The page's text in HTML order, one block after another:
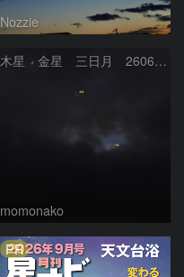
Nozzie
木星 金星 三日月 260618
momonako
PR